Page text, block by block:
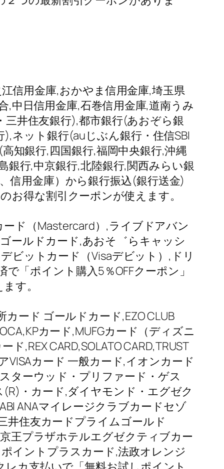
信用金庫,おかやま信用金庫,埼玉県
,中日信用金庫,石巻信用金庫,道南うみ
井住友銀行),都市銀行(あおぞら銀
ネット銀行(auじぶん銀行・住信SBI
知銀行,四国銀行,福岡中央銀行,沖縄
銀行,中京銀行,北陸銀行,関西みらい銀
信用金庫）から銀行振込(銀行送金)
お得な割引クーポンが使えます。
ード（Mastercard）,ライブドアバン
ールドカード,あおそ゛らキャッシ
ビットカード（Visaデビット）,ドリ
「ポイント購入5％OFFクーポン」
す。
カード ゴールドカード,EZO CLUB
カード,MUFGカード（ディズニ
,REX CARD,SOLATO CARD,TRUST
VISAカード 一般カード,イオンカード
ターウッド・プリファード・ゲス
・カード,ダイヤモンド・エグゼク
ANAマイレージクラブカードセゾ
井住友カードプライムゴールド
王プラザホテルエグゼクティブカー
イントプラスカード,法政オレンジ